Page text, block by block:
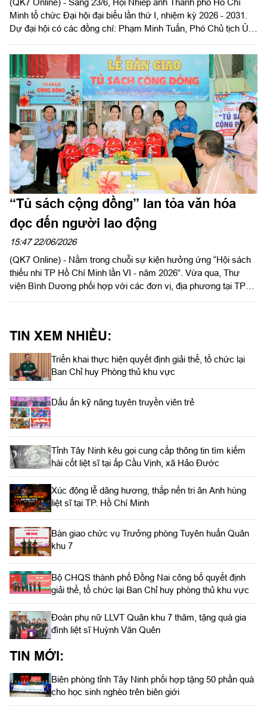
Minh tổ chức Đại hội đại biểu lần thứ I, nhiệm kỳ 2026 - 2031.
Dự đại hội có các đồng chí: Phạm Minh Tuấn, Phó Chủ tịch Ủy
Thị Thanh Thủy, Phó Trưởng ban Tuyên giáo và Dân vận Thành
ủy Thành phố Hồ Chí Minh cùng đông đảo hội viên Hội Nhiếp
ảnh thành phố.
“Tủ sách cộng đồng” lan tỏa văn hóa
đọc đến người lao động
15:47 22/06/2026
(QK7 Online) - Nằm trong chuỗi sự kiện hưởng ứng “Hội sách
thiếu nhi TP Hồ Chí Minh lần VI - năm 2026”. Vừa qua, Thư
viện Bình Dương phối hợp với các đơn vị, địa phương tại TP
TIN XEM NHIỀU:
Triển khai thực hiện quyết định giải thể, tổ chức lại
Ban Chỉ huy Phòng thủ khu vực
Dấu ấn kỹ năng tuyên truyền viên trẻ
Tỉnh Tây Ninh kêu gọi cung cấp thông tin tìm kiếm
hài cốt liệt sĩ tại ấp Cầu Vịnh, xã Hảo Đước
Xúc động lễ dâng hương, thắp nến tri ân Anh hùng
liệt sĩ tại TP. Hồ Chí Minh
Bàn giao chức vụ Trưởng phòng Tuyên huấn Quân
khu 7
Bộ CHQS thành phố Đồng Nai công bố quyết định
giải thể, tổ chức lại Ban Chỉ huy phòng thủ khu vực
Đoàn phụ nữ LLVT Quân khu 7 thăm, tặng quà gia
đình liệt sĩ Huỳnh Văn Quên
TIN MỚI:
Biên phòng tỉnh Tây Ninh phối hợp tặng 50 phần quà
cho học sinh nghèo trên biên giới